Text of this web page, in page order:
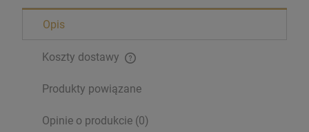
Opis
Koszty dostawy
Produkty powiązane
Opinie o produkcie (0)